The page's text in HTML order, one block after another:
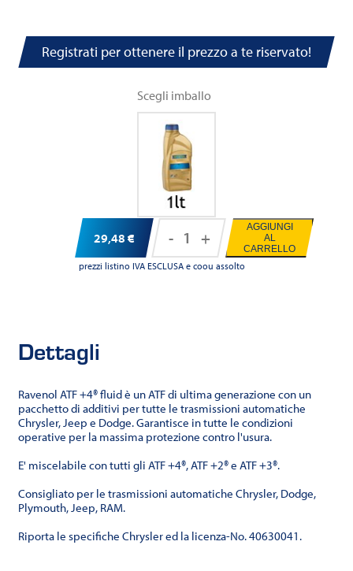
Registrati per ottenere il prezzo a te riservato!
Scegli imballo
29,48 €
prezzi listino IVA ESCLUSA e coou assolto
-
Ravenol
ATF+4®
+
AGGIUNGI
AL
CARRELLO
Dettagli
Ravenol ATF +4® fluid è un ATF di ultima generazione con un
pacchetto di additivi per tutte le trasmissioni automatiche
Chrysler, Jeep e Dodge. Garantisce in tutte le condizioni
operative per la massima protezione contro l'usura.
E' miscelabile con tutti gli ATF +4®, ATF +2® e ATF +3®.
Consigliato per le trasmissioni automatiche Chrysler, Dodge,
Plymouth, Jeep, RAM.
Riporta le specifiche Chrysler ed la licenza-No. 40630041.